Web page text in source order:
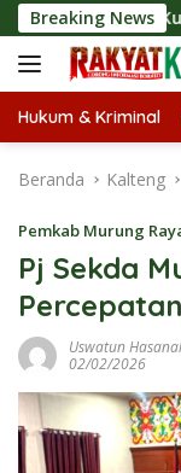
Langsung
ke
konten
Breaking News
Kunjungan
Hukum & Kriminal
Beranda Kalteng
Pemkab Murung
Pj Sekda
Uswatun
02/02/2026